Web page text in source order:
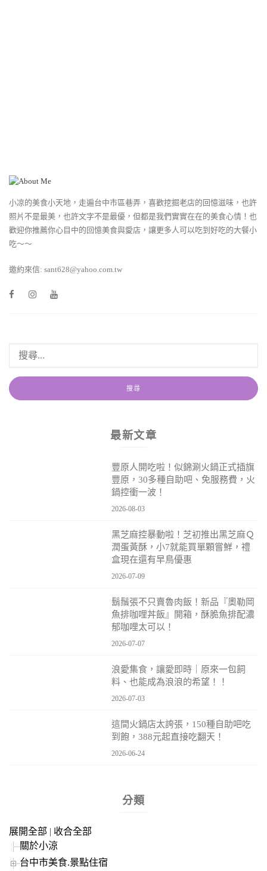
小凉的美食小天地，走遍台中市區巷弄，喜歡挖掘老店的回憶滋味，也許
照片不是最美，也許文字不是最優，但都是我們實實在在的美食心情！也
歡迎你推薦你心目中的回憶美食與愛店，讓更多人可以吃到好吃的大餐小
吃～～
邀約來信: sant628@yahoo.com.tw
最新文章
豐原人開吃啦！似錦涮火鍋正式插旗
豐原，30多種自助吧、免服務費，火
鍋控衝一波！
2026-08-03
黑芝麻控暴動啦！芝初推出黑芝麻Ｑ
潤蛋黃酥，小7就能買單顆嘗鮮，禮
盒現在還有早鳥優惠
2026-07-09
鬍鬚張不只賣魯肉飯！新品『奧勒岡
魚排咖哩丼飯』開箱，酥脆魚排配濃
郁咖哩太可以！
2026-07-07
浪愛集食，讓愛即時｜原來一包飼
料、也能成為浪浪的希望！！
2026-07-03
這間火鍋店太誇張，150種自助吧吃
到飽，388元起直接吃翻天！
2026-06-24
分類
展開全部 | 收合全部
關於小涼
台中市美食.景點住宿